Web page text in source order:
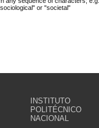
or "societal"
INSTITUTO
POLITÉCNICO
NACIONAL